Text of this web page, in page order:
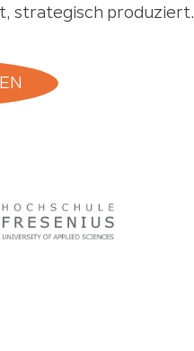
strategisch produziert.